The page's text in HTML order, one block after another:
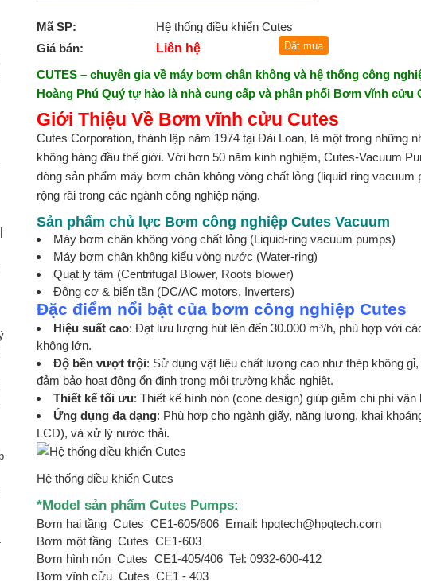
Mã SP:
Hệ thống điều khiển Cutes
Giá bán:
Liên hệ
CUTES – chuyên gia về máy bơm chân không và hệ thống công
Hoàng Phú Quý tự hào là nhà cung cấp và phân phối Bơm vĩnh
Giới Thiệu Về Bơm vĩnh cửu Cutes
Cutes Corporation, thành lập năm 1974 tại Đài Loan, là một trong những
không hàng đầu thế giới. Với hơn 50 năm kinh nghiệm, Cutes-Vacuum
dòng sản phẩm máy bơm chân không vòng chất lỏng (liquid ring
rộng rãi trong các ngành công nghiệp nặng.
Sản phẩm chủ lực Bơm công nghiệp Cutes Vacuum
Máy bơm chân không vòng chất lỏng (Liquid-ring vacuum pumps)
Máy bơm chân không kiểu vòng nước (Water-ring)
Quạt ly tâm (Centrifugal Blower, Roots blower)
Động cơ & biến tần (DC/AC motors, Inverters)
Đặc điểm nổi bật của bơm công nghiệp Cutes
Hiệu suất cao: Đạt lưu lượng hút lên đến 30.000 m³/h, phù hợp với
không lớn.
Độ bền vượt trội: Sử dụng vật liệu chất lượng cao như thép không
đảm bảo hoạt động ổn định trong môi trường khắc nghiệt.
Thiết kế tối ưu: Thiết kế hình nón (cone design) giúp giảm chi phí vận
Ứng dụng đa dạng: Phù hợp cho ngành giấy, năng lượng, khai
LCD), và xử lý nước thải.
Hệ thống điều khiển Cutes
*Model sản phẩm Cutes Pumps:
Bơm hai tầng Cutes CE1-605/606 Email: hpqtech@hpqtech.com
Bơm một tầng Cutes CE1-603
Bơm hình nón Cutes CE1-405/406 Tel: 0932-600-412
Bơm vĩnh cửu Cutes CE1 - 403